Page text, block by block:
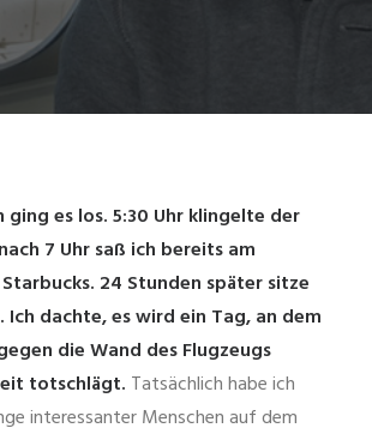
ging es los. 5:30 Uhr klingelte der
7 Uhr saß ich bereits am
24 Stunden später sitze
Ich dachte, es wird ein Tag, an dem
die Wand des Flugzeugs
totschlägt. Tatsächlich habe ich
interessanter Menschen auf dem